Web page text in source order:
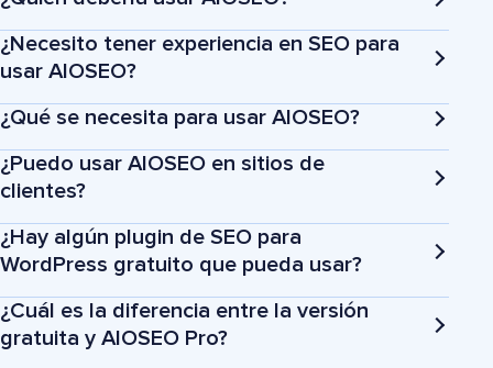
Propietarios de negocios
Bloggers
Profesionales del marketing y agencias
¿Necesito tener experiencia en SEO para
usar AIOSEO?
¿Qué se necesita para usar AIOSEO?
¿Puedo usar AIOSEO en sitios de
clientes?
¿Hay algún plugin de SEO para
WordPress gratuito que pueda usar?
¿Cuál es la diferencia entre la versión
gratuita y AIOSEO Pro?